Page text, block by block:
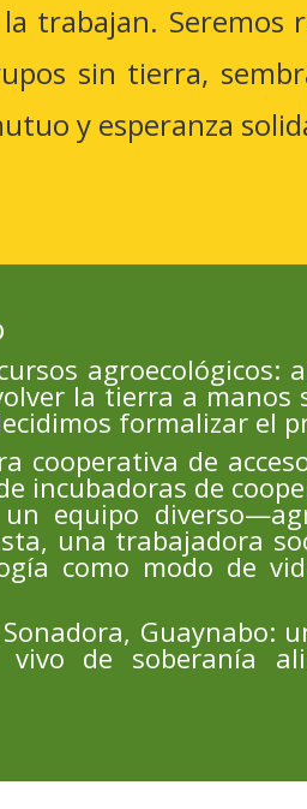
trabajan. Seremos
sin tierra,
y esperanza
agroecológicos:
la tierra a manos
formalizar el
cooperativa de
incubadoras de
equipo
una trabajadora
como modo de
Guaynabo:
de soberanía